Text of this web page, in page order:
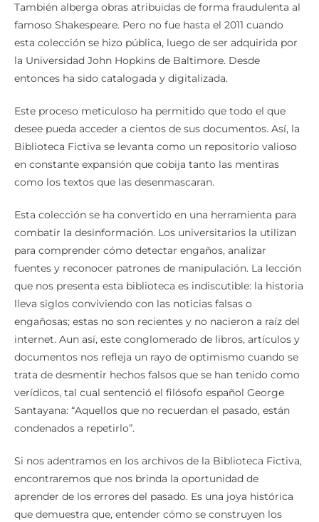
También alberga obras atribuidas de forma fraudulenta al
famoso Shakespeare. Pero no fue hasta el 2011 cuando
esta colección se hizo pública, luego de ser adquirida por
la Universidad John Hopkins de Baltimore. Desde
entonces ha sido catalogada y digitalizada.
Este proceso meticuloso ha permitido que todo el que
desee pueda acceder a cientos de sus documentos. Así, la
Biblioteca Fictiva se levanta como un repositorio valioso
en constante expansión que cobija tanto las mentiras
como los textos que las desenmascaran.
Esta colección se ha convertido en una herramienta para
combatir la desinformación. Los universitarios la utilizan
para comprender cómo detectar engaños, analizar
fuentes y reconocer patrones de manipulación. La lección
que nos presenta esta biblioteca es indiscutible: la historia
lleva siglos conviviendo con las noticias falsas o
engañosas; estas no son recientes y no nacieron a raíz del
internet. Aun así, este conglomerado de libros, artículos y
documentos nos refleja un rayo de optimismo cuando se
trata de desmentir hechos falsos que se han tenido como
verídicos, tal cual sentenció el filósofo español George
Santayana: “Aquellos que no recuerdan el pasado, están
condenados a repetirlo”.
Si nos adentramos en los archivos de la Biblioteca Fictiva,
encontraremos que nos brinda la oportunidad de
aprender de los errores del pasado. Es una joya histórica
que demuestra que, entender cómo se construyen los